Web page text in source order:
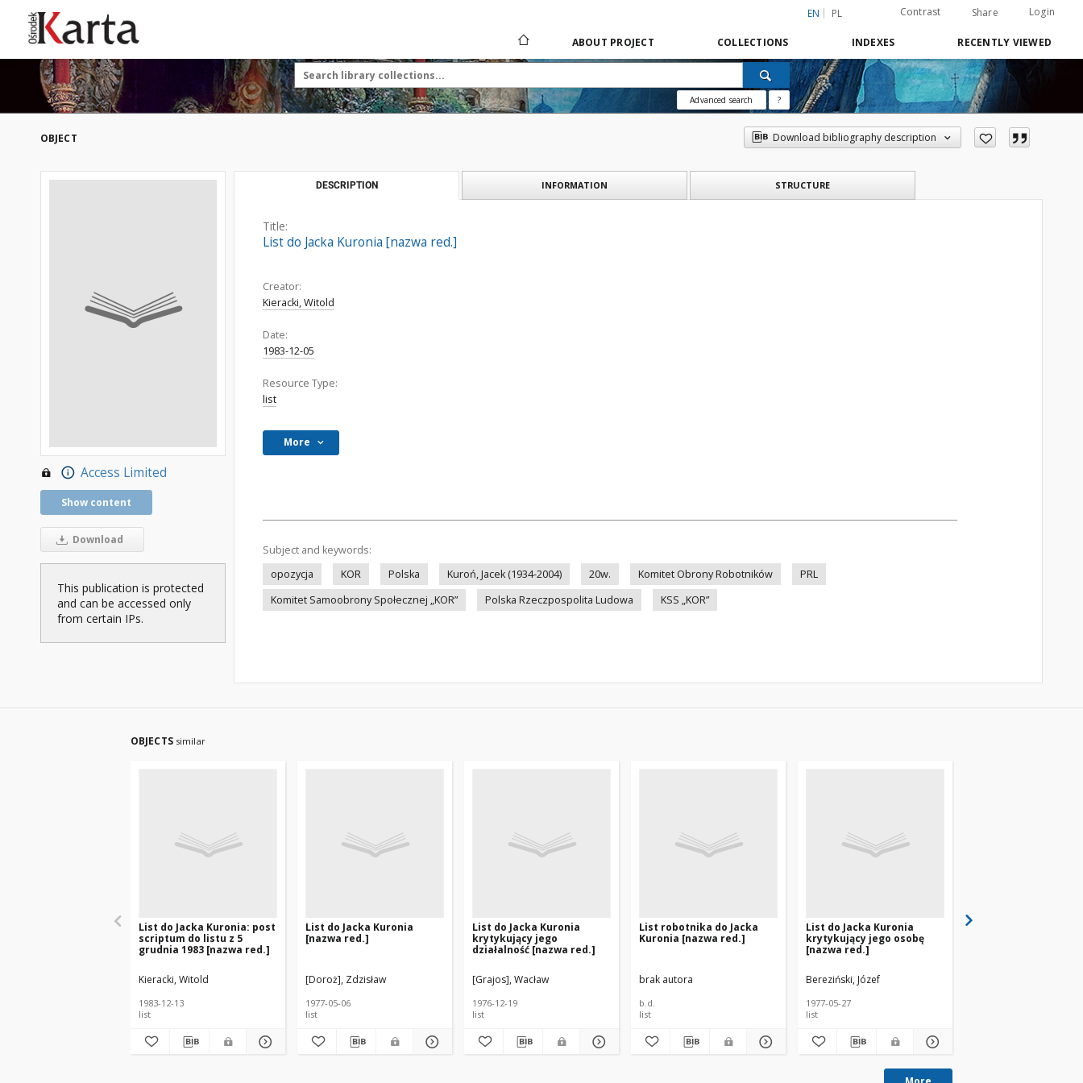
EN PL Contrast Share Login
ABOUT PROJECT COLLECTIONS INDEXES RECENTLY VIEWED
Advanced search ?
OBJECT Download bibliography description
Access Limited
Show content
Download
This publication is protected
and can be accessed only
from certain IPs.
DESCRIPTION INFORMATION STRUCTURE
Title:
List do Jacka Kuronia [nazwa red.]
Creator:
Kieracki, Witold
Date:
1983-12-05
Resource Type:
list
More
Subject and keywords:
opozycja
KOR Polska Kuroń, Jacek (1934-2004) 20w. Komitet Obrony Robotników
PRL
Komitet Samoobrony Społecznej „KOR”
Polska Rzeczpospolita Ludowa KSS „KOR”
OBJECTS similar
List do Jacka Kuronia: post
scriptum do listu z 5
grudnia 1983 [nazwa red.]
Kieracki, Witold
1983-12-13
list
List do Jacka Kuronia
[nazwa red.]
[Doroż], Zdzisław
1977-05-06
list
List do Jacka Kuronia
krytykujący jego
działalność [nazwa red.]
[Grajos], Wacław
1976-12-19
list
List robotnika do Jacka
Kuronia [nazwa red.]
brak autora
b.d.
list
List do Jacka Kuronia
krytykujący jego osobę
[nazwa red.]
Bereziński, Józef
1977-05-27
list
These materials are available free
of people like you—people who care
For over 40 years, we have been
disseminate authentic testimonies
from the 20th and 21st centuries—